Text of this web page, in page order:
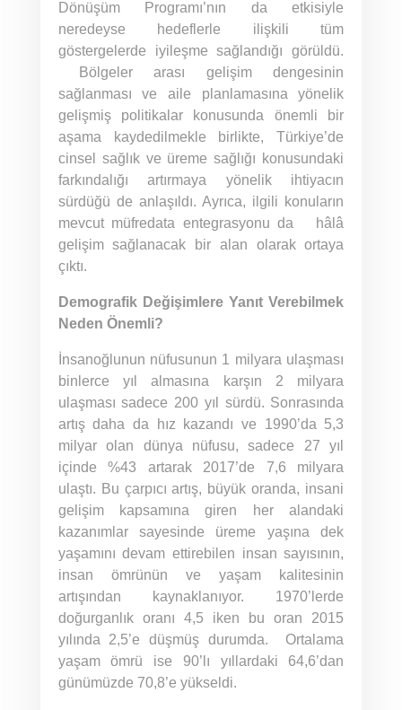
Dönüşüm Programı’nın da etkisiyle
neredeyse hedeflerle ilişkili tüm
göstergelerde iyileşme sağlandığı görüldü.
Bölgeler arası gelişim dengesinin
sağlanması ve aile planlamasına yönelik
gelişmiş politikalar konusunda önemli bir
aşama kaydedilmekle birlikte, Türkiye’de
cinsel sağlık ve üreme sağlığı konusundaki
farkındalığı artırmaya yönelik ihtiyacın
sürdüğü de anlaşıldı. Ayrıca, ilgili konuların
mevcut müfredata entegrasyonu da hâlâ
gelişim sağlanacak bir alan olarak ortaya
çıktı.
Demografik Değişimlere Yanıt Verebilmek
Neden Önemli?
İnsanoğlunun nüfusunun 1 milyara ulaşması
binlerce yıl almasına karşın 2 milyara
ulaşması sadece 200 yıl sürdü. Sonrasında
artış daha da hız kazandı ve 1990’da 5,3
milyar olan dünya nüfusu, sadece 27 yıl
içinde %43 artarak 2017’de 7,6 milyara
ulaştı. Bu çarpıcı artış, büyük oranda, insani
gelişim kapsamına giren her alandaki
kazanımlar sayesinde üreme yaşına dek
yaşamını devam ettirebilen insan sayısının,
insan ömrünün ve yaşam kalitesinin
artışından kaynaklanıyor. 1970’lerde
doğurganlık oranı 4,5 iken bu oran 2015
yılında 2,5’e düşmüş durumda. Ortalama
yaşam ömrü ise 90’lı yıllardaki 64,6’dan
günümüzde 70,8’e yükseldi.